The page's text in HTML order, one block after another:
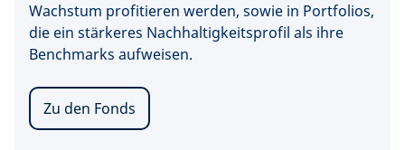
Wachstum profitieren werden, sowie in Portfolios,
die ein stärkeres Nachhaltigkeitsprofil als ihre
Benchmarks aufweisen.
Zu den Fonds